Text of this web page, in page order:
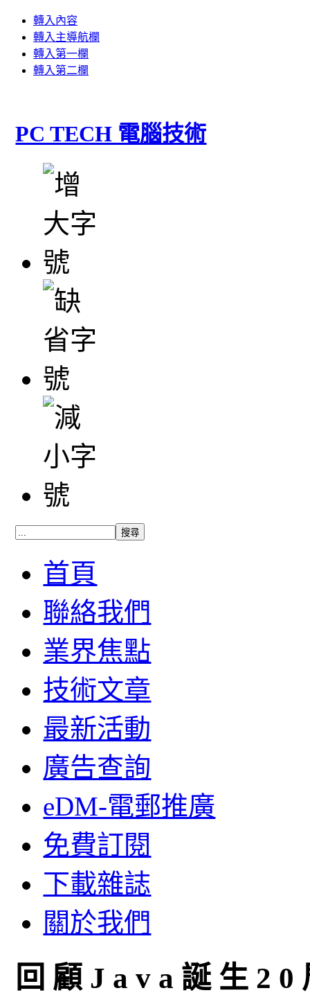
轉入內容
轉入主導航欄
轉入第一欄
轉入第二欄
PC TECH 電腦技術
首頁
聯絡我們
業界焦點
技術文章
最新活動
廣告查詢
eDM-電郵推廣
免費訂閱
下載雜誌
關於我們
回 顧 J a v a 誕 生 2 0